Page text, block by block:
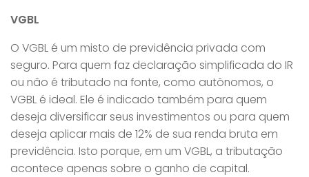
VGBL
O VGBL é um misto de previdência privada com
seguro. Para quem faz declaração simplificada do IR
ou não é tributado na fonte, como autônomos, o
VGBL é ideal. Ele é indicado também para quem
deseja diversificar seus investimentos ou para quem
deseja aplicar mais de 12% de sua renda bruta em
previdência. Isto porque, em um VGBL, a tributação
acontece apenas sobre o ganho de capital.